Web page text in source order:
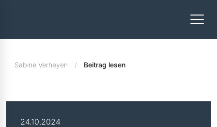
Sabine Verheyen Beitrag lesen
24.10.2024